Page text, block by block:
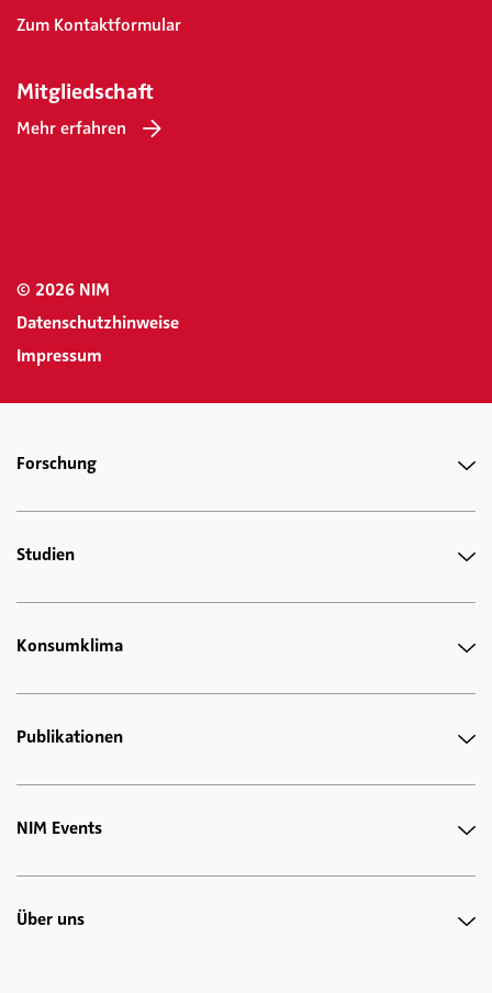
Zum Kontaktformular
Mitgliedschaft
Mehr erfahren
© 2026 NIM
Datenschutzhinweise
Impressum
Forschung
Studien
Konsumklima
Publikationen
NIM Events
Über uns